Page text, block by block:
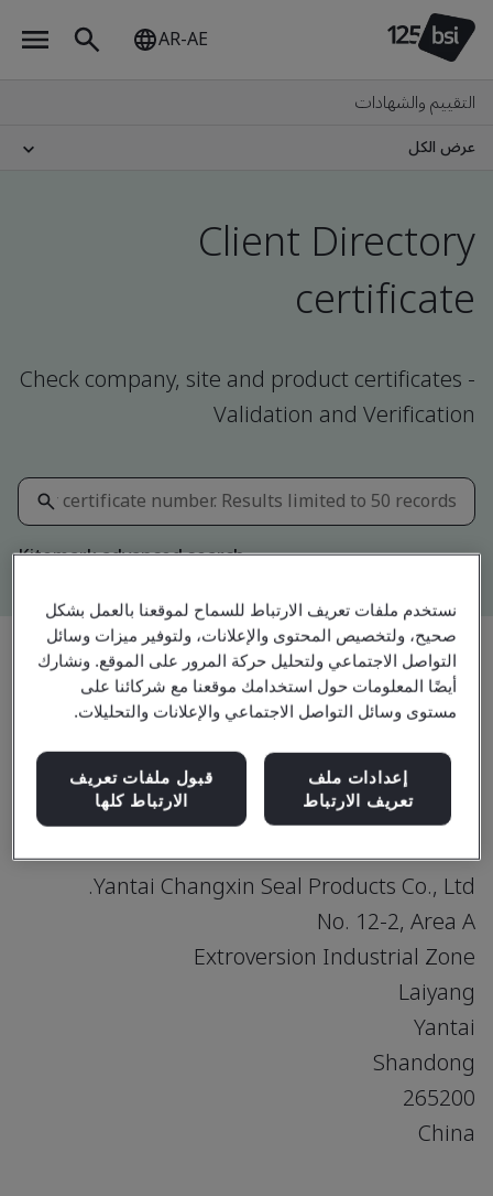
AR-AE
التقييم والشهادات
عرض الكل
Client Directory
certificate
Check company, site and product certificates -
Validation and Verification
Kitemark advanced search
مشاركة:
IATF 16949:2016
Yantai Changxin Seal Products Co., Ltd.
No. 12-2, Area A
Extroversion Industrial Zone
Laiyang
Yantai
Shandong
265200
China
نستخدم ملفات تعريف الارتباط للسماح لموقعنا بالعمل بشكل
صحيح، ولتخصيص المحتوى والإعلانات، ولتوفير ميزات وسائل
التواصل الاجتماعي ولتحليل حركة المرور على الموقع. ونشارك
أيضًا المعلومات حول استخدامك موقعنا مع شركائنا على
مستوى وسائل التواصل الاجتماعي والإعلانات والتحليلات.
إعدادات ملف
تعريف الارتباط
قبول ملفات تعريف
الارتباط كلها